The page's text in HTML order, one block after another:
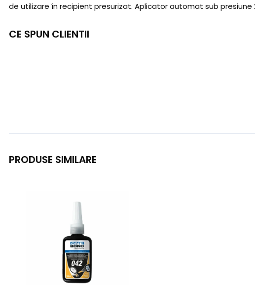
de utilizare în recipient presurizat. Aplicator automat sub presiune
CE SPUN CLIENTII
PRODUSE SIMILARE